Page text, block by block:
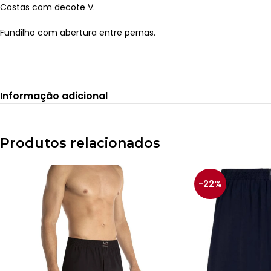
Costas com decote V.
Fundilho com abertura entre pernas.
Não usar alvejante à base de cloro
Limpeza à úmido, normal e por profissional
Secar na horizontal sem torcer
Passar a ferro quente no máximo 110º
Não limpar a seco
Proibido usar secadora
Informação adicional
Produtos relacionados
-22%